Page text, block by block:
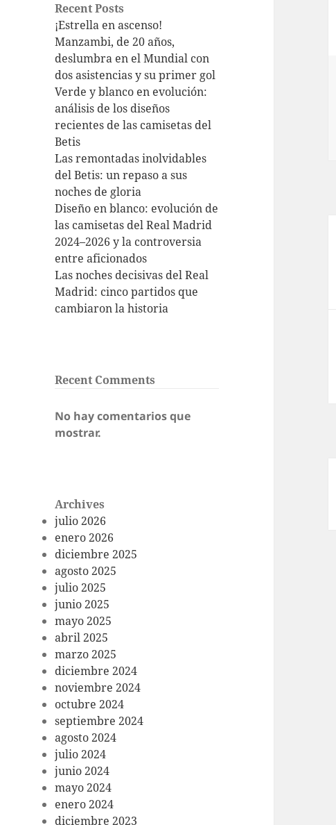
Recent Posts
¡Estrella en ascenso!
Manzambi, de 20 años,
deslumbra en el Mundial con
dos asistencias y su primer gol
Verde y blanco en evolución:
análisis de los diseños
recientes de las camisetas del
Betis
Las remontadas inolvidables
del Betis: un repaso a sus
noches de gloria
Diseño en blanco: evolución de
las camisetas del Real Madrid
2024–2026 y la controversia
entre aficionados
Las noches decisivas del Real
Madrid: cinco partidos que
cambiaron la historia
Recent Comments
No hay comentarios que
mostrar.
Archives
julio 2026
enero 2026
diciembre 2025
agosto 2025
julio 2025
junio 2025
mayo 2025
abril 2025
marzo 2025
diciembre 2024
noviembre 2024
octubre 2024
septiembre 2024
agosto 2024
julio 2024
junio 2024
mayo 2024
enero 2024
diciembre 2023